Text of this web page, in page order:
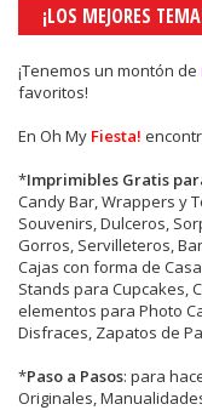
¡LOS MEJORES
¡Tenemos un montón de
favoritos!
En Oh My Fiesta!
*Imprimibles Gratis
Candy Bar, Wrappers y
Souvenirs, Dulceros,
Gorros, Servilleteros,
Cajas con forma de
Stands para Cupcakes,
elementos para Photo
Disfraces, Zapatos de
*Paso a Pasos: para
Originales,